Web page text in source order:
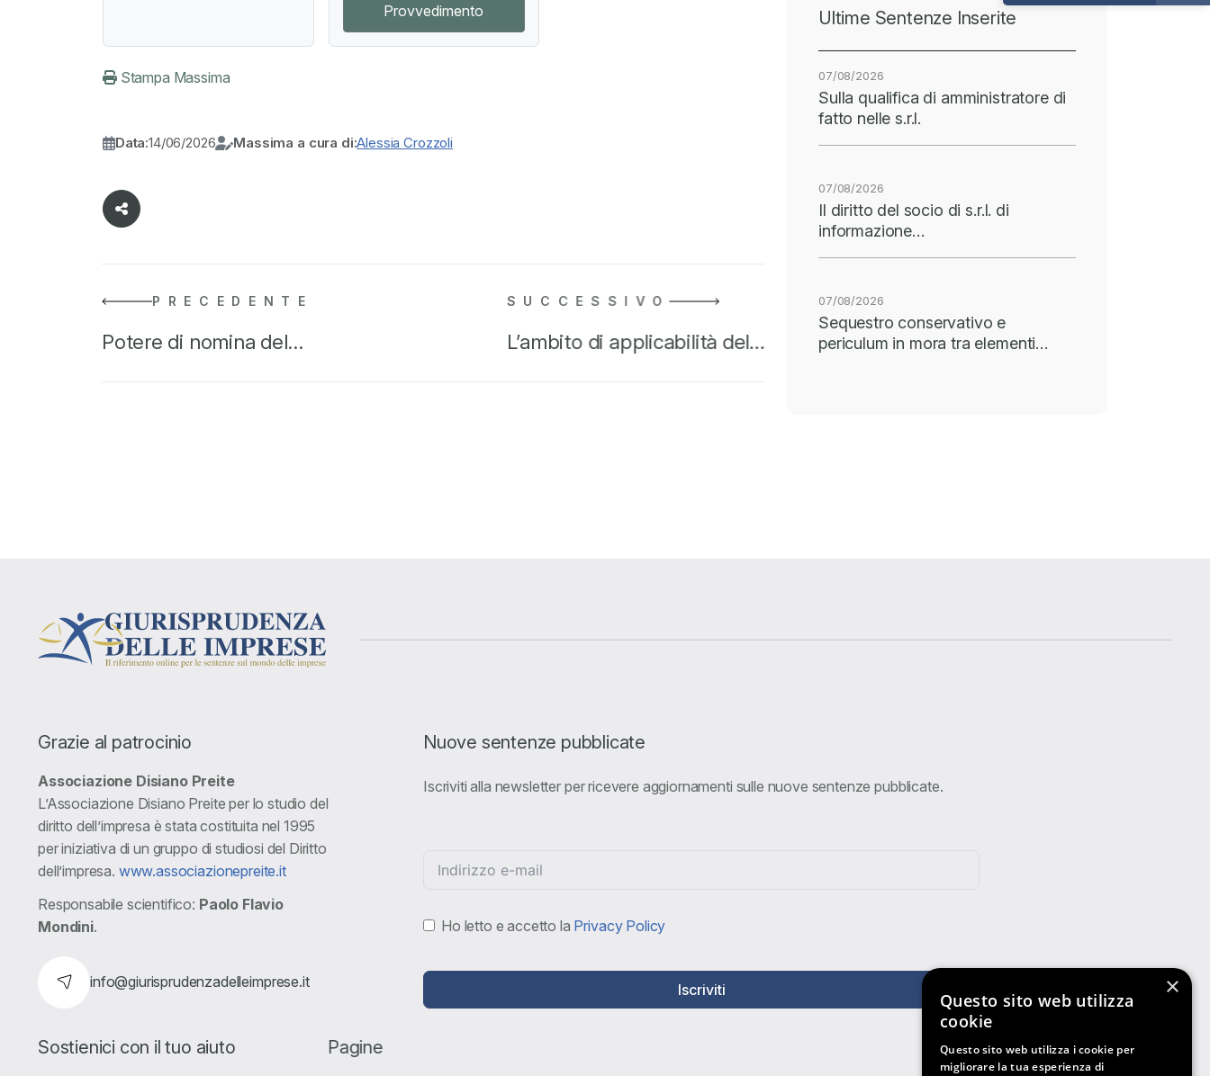
Provvedimento
Stampa Massima
Data:14/06/2026 Massima a cura di:Alessia Crozzoli
PRECEDENTE
Potere di nomina del…
SUCCESSIVO
L’ambito di applicabilità del…
Ultime Sentenze Inserite
07/08/2026
Sulla qualifica di amministratore di
fatto nelle s.r.l.
07/08/2026
Il diritto del socio di s.r.l. di
informazione…
07/08/2026
Sequestro conservativo e
periculum in mora tra elementi…
Grazie al patrocinio
Associazione Disiano Preite
L’Associazione Disiano Preite per lo studio del
diritto dell’impresa è stata costituita nel 1995
per iniziativa di un gruppo di studiosi del Diritto
dell’impresa. www.associazionepreite.it
Responsabile scientifico: Paolo Flavio
Mondini.
info@giurisprudenzadelleimprese.it
Nuove sentenze pubblicate
Iscriviti alla newsletter per ricevere aggiornamenti sulle nuove sentenze pubblicate.
Ho letto e accetto la Privacy Policy
Iscriviti
Sostienici con il tuo aiuto Pagine
×
Questo sito web utilizza
cookie
Questo sito web utilizza i cookie per
migliorare la tua esperienza di